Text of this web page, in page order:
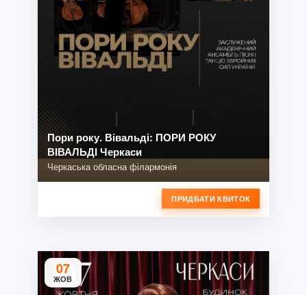
Пори року. Вівальді: ПОРИ РОКУ
ВІВАЛЬДІ Черкаси
Черкаська обласна філармонія
ПРИДБАТИ КВИТОК
07
ЖОВ